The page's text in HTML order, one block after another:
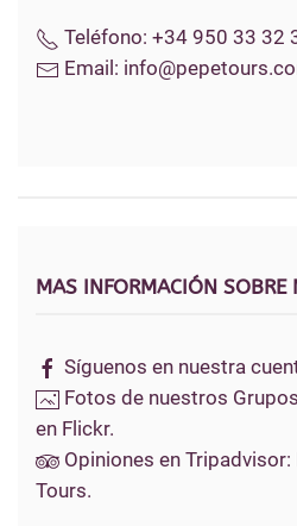
Teléfono: +34 950 33 32
Email:
MAS INFORMACIÓN SOBRE
Síguenos en nuestra
Fotos de nuestros
en Flickr.
Opiniones en Tripadvisor:
Tours.